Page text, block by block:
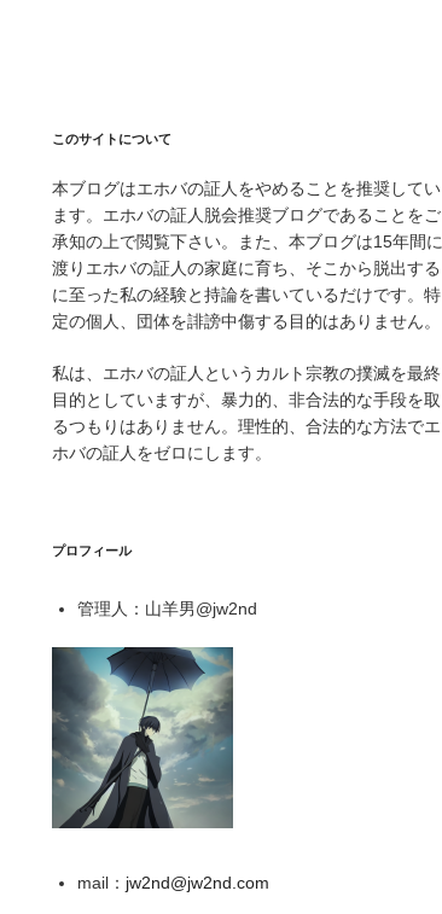
このサイトについて
本ブログはエホバの証人をやめることを推奨してい
ます。エホバの証人脱会推奨ブログであることをご
承知の上で閲覧下さい。また、本ブログは15年間に
渡りエホバの証人の家庭に育ち、そこから脱出する
に至った私の経験と持論を書いているだけです。特
定の個人、団体を誹謗中傷する目的はありません。
私は、エホバの証人というカルト宗教の撲滅を最終
目的としていますが、暴力的、非合法的な手段を取
るつもりはありません。理性的、合法的な方法でエ
ホバの証人をゼロにします。
プロフィール
管理人：山羊男@jw2nd
mail： jw2nd@jw2nd.com